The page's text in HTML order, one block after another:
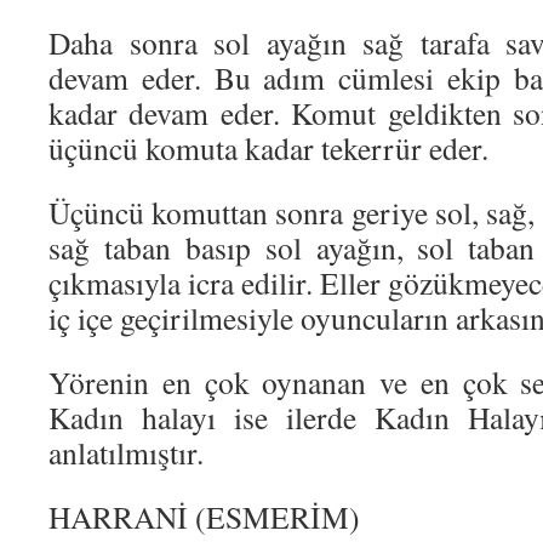
Daha sonra sol ayağın sağ tarafa
devam eder. Bu adım cümlesi ekip
kadar devam eder. Komut geldikten
üçüncü komuta kadar tekerrür eder.
Üçüncü komuttan sonra geriye sol, sağ,
sağ taban basıp sol ayağın, sol
çıkmasıyla icra edilir. Eller
iç içe geçirilmesiyle oyuncuların
Yörenin en çok oynanan ve en çok
Kadın halayı ise ilerde Kadın
anlatılmıştır.
HARRANİ (ESMERİM)